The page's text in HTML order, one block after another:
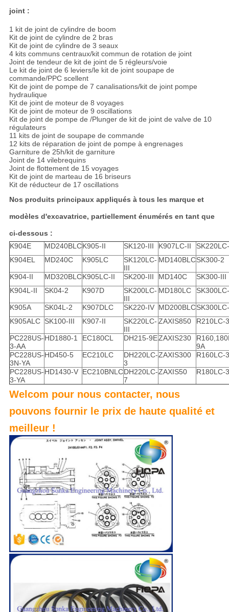
joint :
1 kit de joint de cylindre de boom
Kit de joint de cylindre de 2 bras
Kit de joint de cylindre de 3 seaux
4 kits communs centraux/kit commun de rotation de joint
Joint de tendeur de kit de joint de 5 régleurs/voie
Le kit de joint de 6 leviers/le kit de joint soupape de
commande/PPC scellent
Kit de joint de pompe de 7 canalisations/kit de joint pompe
hydraulique
Kit de joint de moteur de 8 voyages
Kit de joint de moteur de 9 oscillations
Kit de joint de pompe de /Plunger de kit de joint de valve de 10
régulateurs
11 kits de joint de soupape de commande
12 kits de réparation de joint de pompe à engrenages
Garniture de 25h/kit de garniture
Joint de 14 vilebrequins
Joint de flottement de 15 voyages
Kit de joint de marteau de 16 briseurs
Kit de réducteur de 17 oscillations
Nos produits principaux appliqués à tous les marque et
modèles d'excavatrice, partiellement énumérés en tant que
ci-dessous :
K904E
MD240BLCK905-II SK120-III K907LC-II
K904EL
MD240C K905LC
SK120LC-
III
MD140BLCSK300-2
K904-II MD320BLCK905LC-II SK200-III MD140C
SK300-III
K904L-II
SK04-2 K907D
SK200LC-
III
MD180LC
K905A SK04L-2 K907DLC SK220-IV MD200BLC
K905ALC SK100-III K907-II
SK220LC-
III
ZAXIS850 R210LC-3
PC228US-
3-AA
HD1880-1 EC180CL DH215-9EZAXIS230
9A
PC228US-
3N-YA
HD450-5 EC210LC
DH220LC-
3
ZAXIS300 R160LC-3
PC228US-
3-YA
HD1430-V EC210BNLCDH220LC-
7
ZAXIS50 R180LC-3
Welcom pour nous contacter, nous
pouvons fournir le prix de haute qualité et
meilleur !